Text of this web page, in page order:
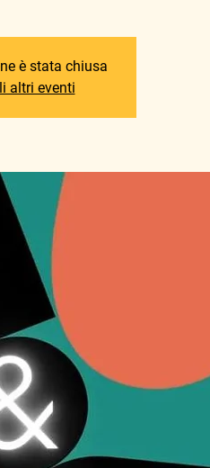
è stata chiusa
altri eventi